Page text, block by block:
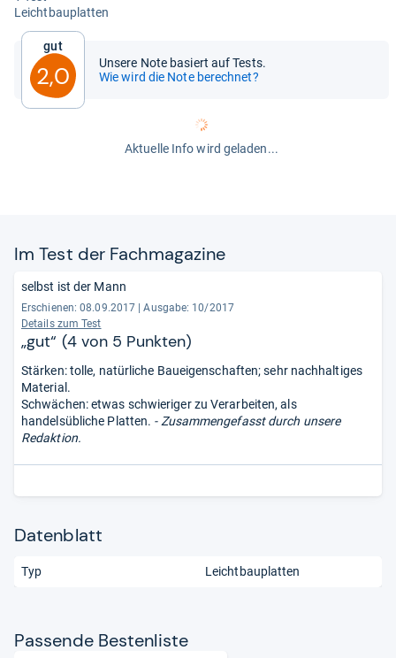
Leicht­bau­plat­ten
Gut
2,0
Unsere Note basiert auf Tests.
Wie wird die Note berechnet?
Aktuelle Info wird geladen...
Im Test der Fach­ma­ga­zine
selbst ist der Mann
Erschienen: 08.09.2017
Ausgabe: 10/2017
Details zum Test
„gut“ (4 von 5 Punkten)
Stärken: tolle, natürliche Baueigenschaften; sehr nachhaltiges
Material.
Schwächen: etwas schwieriger zu Verarbeiten, als
handelsübliche Platten. - Zusammengefasst durch unsere
Redaktion.
Datenblatt
Typ Leichtbauplatten
Pas­sende Bes­ten­liste